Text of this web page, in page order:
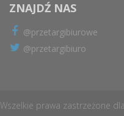
ZNAJDŹ NAS
@przetargibiurowe
@przetargibiuro
Wszelkie prawa zastrzeżone dla